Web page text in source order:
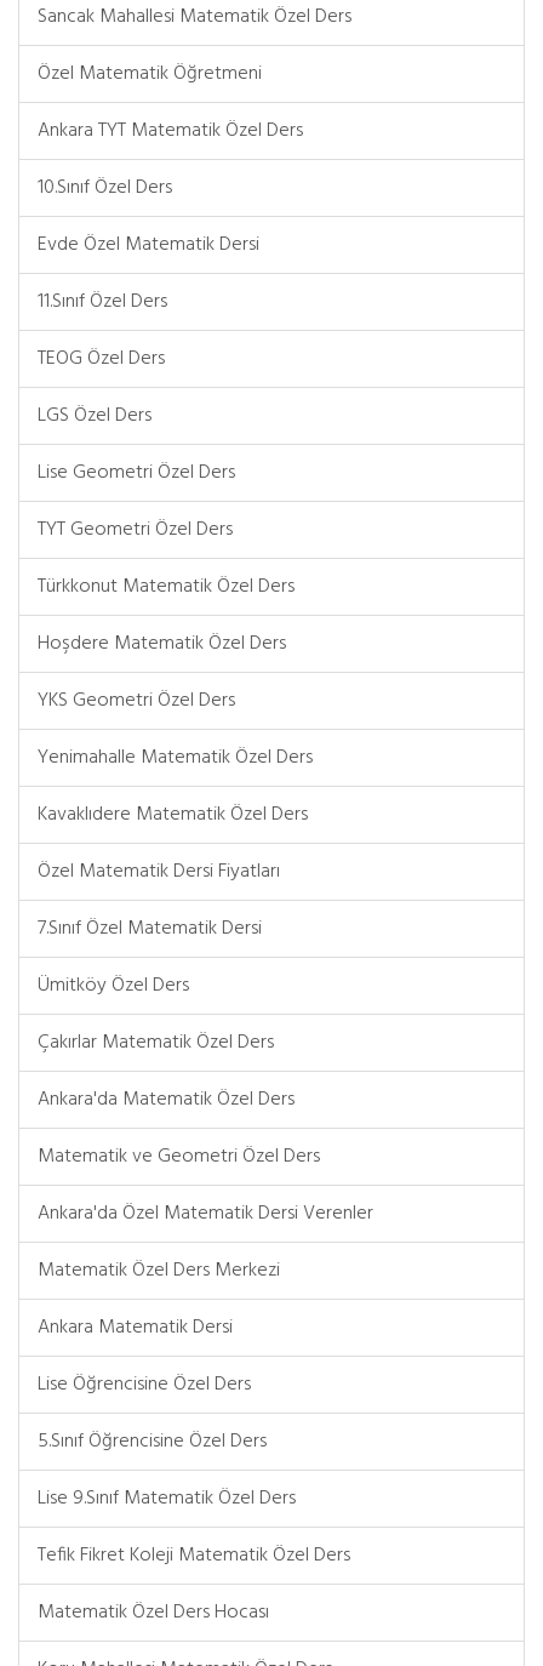
Sancak Mahallesi Matematik Özel Ders
Özel Matematik Öğretmeni
Ankara TYT Matematik Özel Ders
10.Sınıf Özel Ders
Evde Özel Matematik Dersi
11.Sınıf Özel Ders
TEOG Özel Ders
LGS Özel Ders
Lise Geometri Özel Ders
TYT Geometri Özel Ders
Türkkonut Matematik Özel Ders
Hoşdere Matematik Özel Ders
YKS Geometri Özel Ders
Yenimahalle Matematik Özel Ders
Kavaklıdere Matematik Özel Ders
Özel Matematik Dersi Fiyatları
7.Sınıf Özel Matematik Dersi
Ümitköy Özel Ders
Çakırlar Matematik Özel Ders
Ankara'da Matematik Özel Ders
Matematik ve Geometri Özel Ders
Ankara'da Özel Matematik Dersi Verenler
Matematik Özel Ders Merkezi
Ankara Matematik Dersi
Lise Öğrencisine Özel Ders
5.Sınıf Öğrencisine Özel Ders
Lise 9.Sınıf Matematik Özel Ders
Tefik Fikret Koleji Matematik Özel Ders
Matematik Özel Ders Hocası